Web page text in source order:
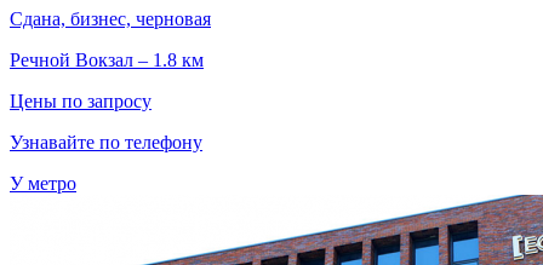
Сдана, бизнес, черновая
Речной Вокзал – 1.8 км
Цены по запросу
Узнавайте по телефону
У метро